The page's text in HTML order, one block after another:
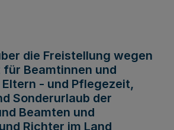
die Freistellung wegen
Beamtinnen und
- und Pflegezeit,
Sonderurlaub der
Beamten und
Richter im Land